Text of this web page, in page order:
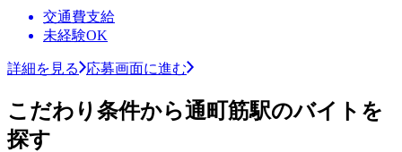
交通費支給
未経験OK
詳細を見る 応募画面に進む
こだわり条件から通町筋駅のバイトを
探す